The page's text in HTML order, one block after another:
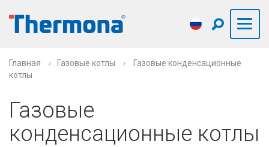
Главная Газовые котлы
Газовые конденсационные
котлы
Газовые
конденсационные котлы